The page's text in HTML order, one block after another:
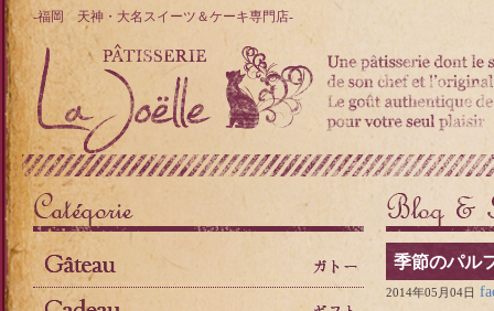
-福岡 天神・大名スイーツ＆ケーキ専門店-
季節のパル
2014年05月04日